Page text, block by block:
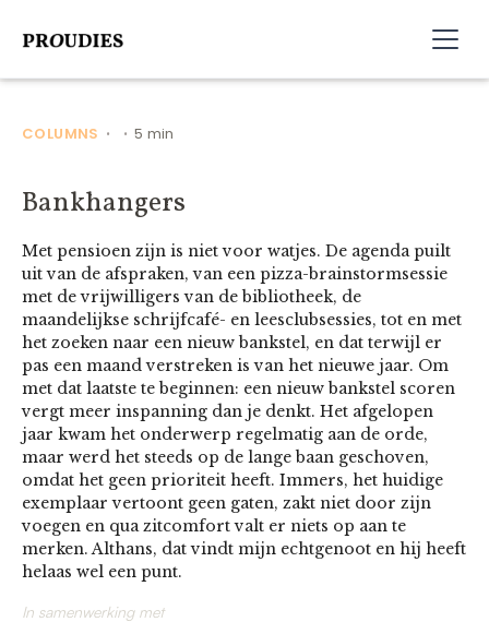
COLUMNS • • 5 min
Bankhangers
Met pensioen zijn is niet voor watjes. De agenda puilt
uit van de afspraken, van een pizza-brainstormsessie
met de vrijwilligers van de bibliotheek, de
maandelijkse schrijfcafé- en leesclubsessies, tot en met
het zoeken naar een nieuw bankstel, en dat terwijl er
pas een maand verstreken is van het nieuwe jaar. Om
met dat laatste te beginnen: een nieuw bankstel scoren
vergt meer inspanning dan je denkt. Het afgelopen
jaar kwam het onderwerp regelmatig aan de orde,
maar werd het steeds op de lange baan geschoven,
omdat het geen prioriteit heeft. Immers, het huidige
exemplaar vertoont geen gaten, zakt niet door zijn
voegen en qua zitcomfort valt er niets op aan te
merken. Althans, dat vindt mijn echtgenoot en hij heeft
helaas wel een punt.
In samenwerking met